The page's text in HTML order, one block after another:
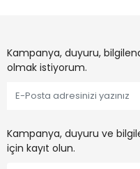
Kampanya, duyuru,
olmak istiyorum.
Kampanya, duyuru ve
için kayıt olun.